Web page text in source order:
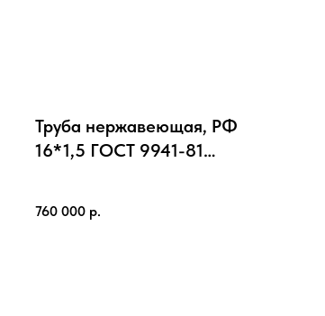
Труба нержавеющая, РФ
16*1,5 ГОСТ 9941-81
760 000 р.